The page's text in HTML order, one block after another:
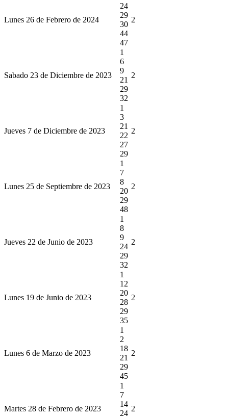
Lunes 26 de Febrero de 2024
24
29
30
44
47
2
Sabado 23 de Diciembre de 2023
1
6
9
21
29
32
2
Jueves 7 de Diciembre de 2023
1
3
21
22
27
29
2
Lunes 25 de Septiembre de 2023
1
7
8
20
29
48
2
Jueves 22 de Junio de 2023
1
8
9
24
29
32
2
Lunes 19 de Junio de 2023
1
12
20
28
29
35
2
Lunes 6 de Marzo de 2023
1
2
18
21
29
45
2
Martes 28 de Febrero de 2023
1
7
14
24
2